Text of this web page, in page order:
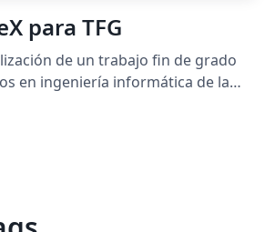
para TFG
de un trabajo fin de grado
en ingeniería informática de la
de Ingeniería Informática de la